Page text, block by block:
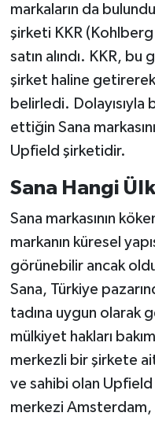
markaların da
şirketi KKR
satın alındı. KKR, bu
şirket haline getirerek
belirledi. Dolayısıyla
ettiğin Sana
Upfield şirketidir.
Sana Hangi
Sana markasının
markanın küresel
görünebilir ancak
Sana, Türkiye
tadına uygun olarak
mülkiyet hakları
merkezli bir şirkete
ve sahibi olan
merkezi Amsterdam,